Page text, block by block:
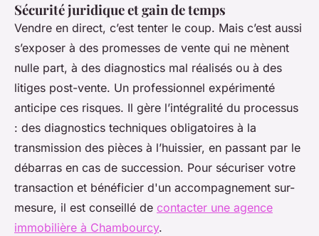
Sécurité juridique et gain de temps
Vendre en direct, c’est tenter le coup. Mais c’est aussi
s’exposer à des promesses de vente qui ne mènent
nulle part, à des diagnostics mal réalisés ou à des
litiges post-vente. Un professionnel expérimenté
anticipe ces risques. Il gère l’intégralité du processus
: des diagnostics techniques obligatoires à la
transmission des pièces à l’huissier, en passant par le
débarras en cas de succession. Pour sécuriser votre
transaction et bénéficier d'un accompagnement sur-
mesure, il est conseillé de contacter une agence
immobilière à Chambourcy.